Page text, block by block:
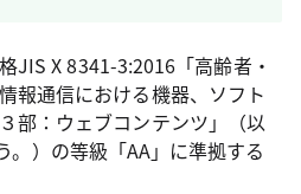
JIS X 8341-3:2016「高齢者・
報通信における機器、ソフト
部：ウェブコンテンツ」（以
。）の等級「AA」に準拠する